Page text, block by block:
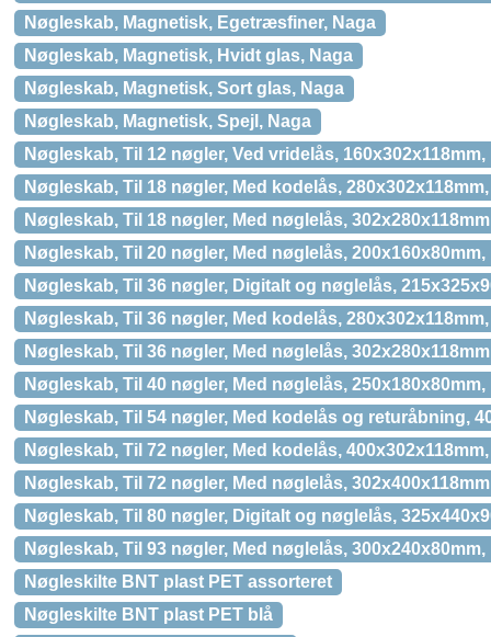
Nøgleskab, Magnetisk, Egetræsfiner, Naga
Nøgleskab, Magnetisk, Hvidt glas, Naga
Nøgleskab, Magnetisk, Sort glas, Naga
Nøgleskab, Magnetisk, Spejl, Naga
Nøgleskab, Til 12 nøgler, Ved vridelås,
Nøgleskab, Til 18 nøgler, Med kodelås,
Nøgleskab, Til 18 nøgler, Med nøglelås,
Nøgleskab, Til 20 nøgler, Med nøglelås, 200x160x80mm,
Nøgleskab, Til 36 nøgler, Digitalt og nøglelås,
Nøgleskab, Til 36 nøgler, Med kodelås,
Nøgleskab, Til 36 nøgler, Med nøglelås,
Nøgleskab, Til 40 nøgler, Med nøglelås, 250x180x80mm,
Nøgleskab, Til 54 nøgler, Med kodelås og returåbning,
Nøgleskab, Til 72 nøgler, Med kodelås,
Nøgleskab, Til 72 nøgler, Med nøglelås,
Nøgleskab, Til 80 nøgler, Digitalt og nøglelås,
Nøgleskab, Til 93 nøgler, Med nøglelås, 300x240x80mm,
Nøgleskilte BNT plast PET assorteret
Nøgleskilte BNT plast PET blå